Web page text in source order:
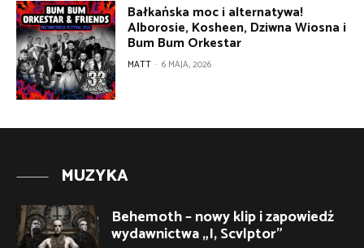
Bałkańska moc i alternatywa!
Alborosie, Kosheen, Dziwna Wiosna i
Bum Bum Orkestar
MATT - 6 MAJA, 2026
MUZYKA
Behemoth – nowy klip i zapowiedź
wydawnictwa „I, Scvlptor”